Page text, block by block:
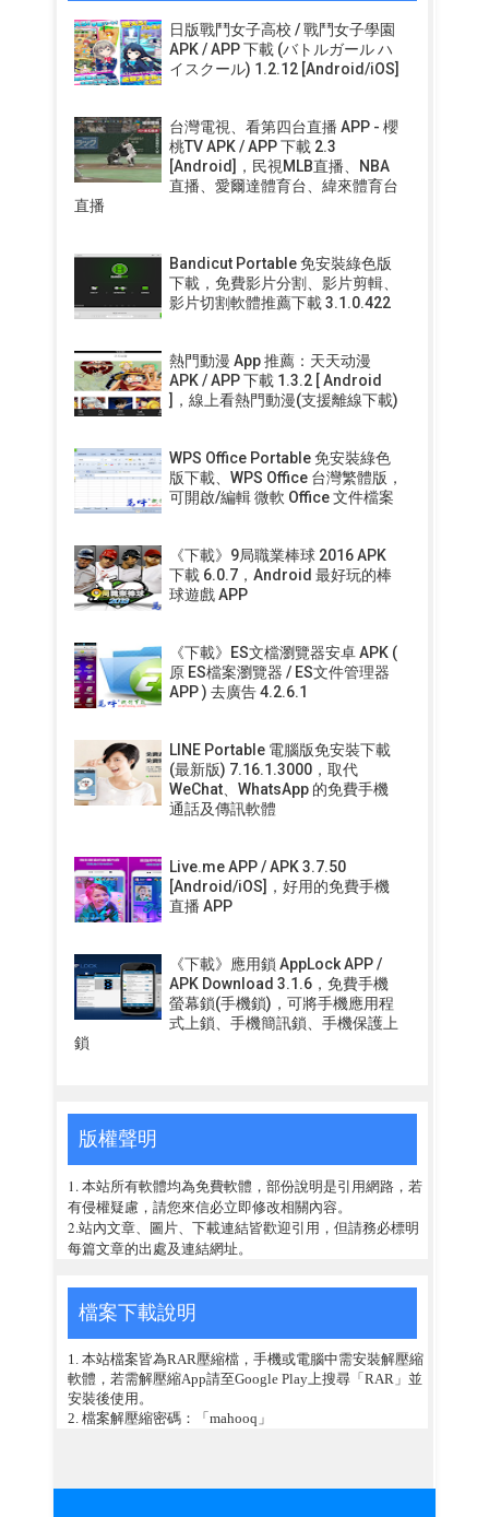
日版戰鬥女子高校 / 戰鬥女子學園
APK / APP 下載 (バトルガール ハ
イスクール) 1.2.12 [Android/iOS]
台灣電視、看第四台直播 APP - 櫻
桃TV APK / APP 下載 2.3
[Android]，民視MLB直播、NBA
直播、愛爾達體育台、緯來體育台
直播
Bandicut Portable 免安裝綠色版
下載，免費影片分割、影片剪輯、
影片切割軟體推薦下載 3.1.0.422
熱門動漫 App 推薦：天天动漫
APK / APP 下載 1.3.2 [ Android
]，線上看熱門動漫(支援離線下載)
WPS Office Portable 免安裝綠色
版下載、WPS Office 台灣繁體版，
可開啟/編輯 微軟 Office 文件檔案
《下載》9局職業棒球 2016 APK
下載 6.0.7，Android 最好玩的棒
球遊戲 APP
《下載》ES文檔瀏覽器安卓 APK (
原 ES檔案瀏覽器 / ES文件管理器
APP ) 去廣告 4.2.6.1
LINE Portable 電腦版免安裝下載
(最新版) 7.16.1.3000，取代
WeChat、WhatsApp 的免費手機
通話及傳訊軟體
Live.me APP / APK 3.7.50
[Android/iOS]，好用的免費手機
直播 APP
《下載》應用鎖 AppLock APP /
APK Download 3.1.6，免費手機
螢幕鎖(手機鎖)，可將手機應用程
式上鎖、手機簡訊鎖、手機保護上
鎖
版權聲明
1. 本站所有軟體均為免費軟體，部份說明是引用網路，若
有侵權疑慮，請您來信必立即修改相關內容。
2.站內文章、圖片、下載連結皆歡迎引用，但請務必標明
每篇文章的出處及連結網址。
檔案下載說明
1. 本站檔案皆為RAR壓縮檔，手機或電腦中需安裝解壓縮
軟體，若需解壓縮App請至Google Play上搜尋「RAR」並
安裝後使用。
2. 檔案解壓縮密碼：「mahooq」